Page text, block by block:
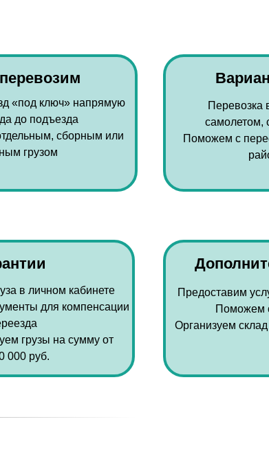
в личном кабинете
для компенсации
грузы на сумму от
000 руб.
Предоставим
Поможем
Организуем
«под ключ» напрямую
до подъезда
сборным или
грузом
Перевозка
самолетом,
Поможем с